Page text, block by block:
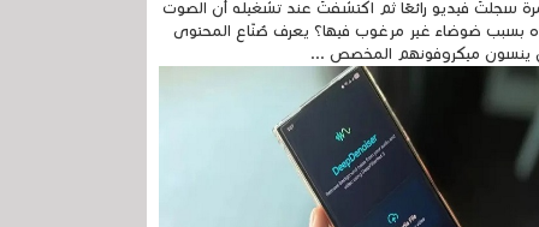
سجلتَ فيديو رائعًا ثم اكتشفتَ عند تشغيله أن الصوت
بسبب ضوضاء غير مرغوب فيها؟ يعرف صُنّاع المحتوى
ينسون ميكروفونهم المخصص ...